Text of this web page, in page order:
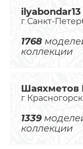
ilyabondar13
г Санкт-
1768
коллекции
Шаяхметов
г
1339
коллекции